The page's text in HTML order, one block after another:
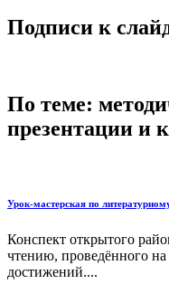
Подписи к
По теме:
презентации и
Урок-мастерская по
Конспект открытого
чтению, проведённого на
достижений....